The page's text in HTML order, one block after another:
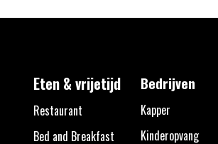
Eten & vrijetijd
Restaurant
Bed and Breakfast
Bedrijven
Kapper
Kinderopvang